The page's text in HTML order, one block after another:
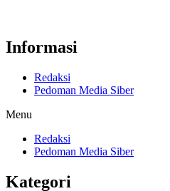
Informasi
Redaksi
Pedoman Media Siber
Menu
Redaksi
Pedoman Media Siber
Kategori